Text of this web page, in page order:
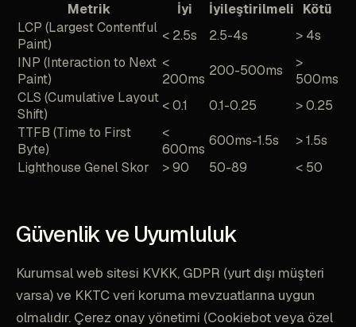
Metrik İyi İyileştirilmeli
Kötü
LCP (Largest Contentful
Paint)
< 2.5s 2.5-4s
> 4s
INP (Interaction to Next
Paint)
<
200ms
200-500ms
>
500ms
CLS (Cumulative Layout
Shift)
< 0.1 0.1-0.25
> 0.25
TTFB (Time to First
Byte)
<
600ms
600ms-1.5s
> 1.5s
Lighthouse Genel Skor
> 90 50-89 < 50
Güvenlik ve Uyumluluk
Kurumsal web sitesi KVKK, GDPR (yurt dışı müşteri
varsa) ve KKTC veri koruma mevzuatlarına uygun
olmalıdır. Çerez onay yönetimi (Cookiebot veya özel